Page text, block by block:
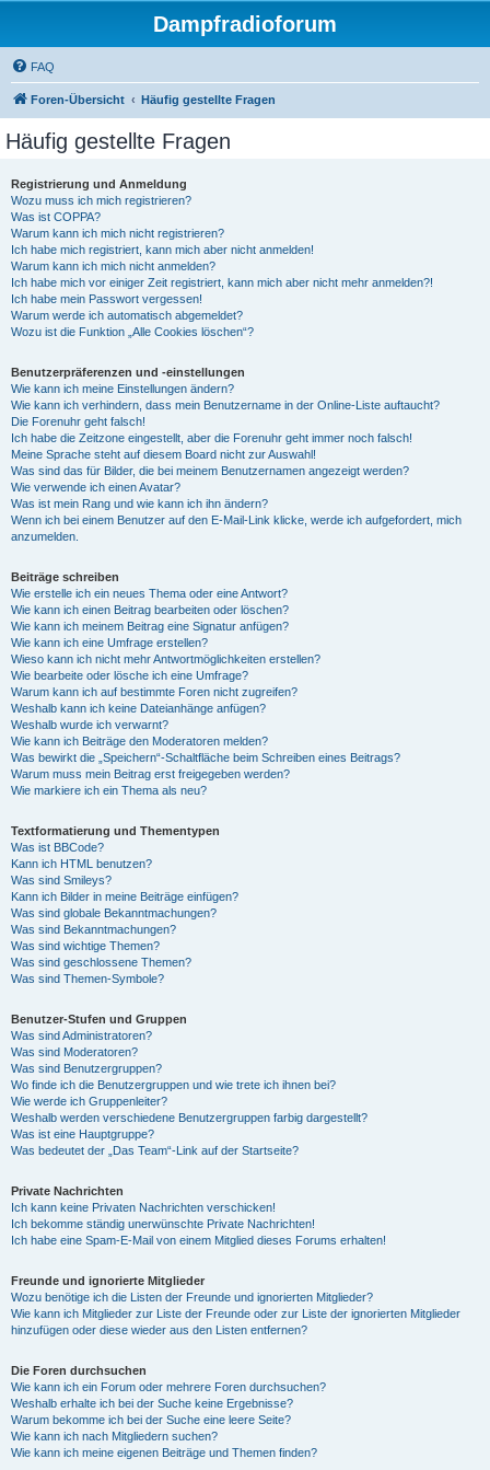
Dampfradioforum
FAQ
Foren-Übersicht Häufig gestellte Fragen
Häufig gestellte Fragen
Registrierung und Anmeldung
Wozu muss ich mich registrieren?
Was ist COPPA?
Warum kann ich mich nicht registrieren?
Ich habe mich registriert, kann mich aber nicht anmelden!
Warum kann ich mich nicht anmelden?
Ich habe mich vor einiger Zeit registriert, kann mich aber nicht mehr anmelden?!
Ich habe mein Passwort vergessen!
Warum werde ich automatisch abgemeldet?
Wozu ist die Funktion „Alle Cookies löschen“?
Benutzerpräferenzen und -einstellungen
Wie kann ich meine Einstellungen ändern?
Wie kann ich verhindern, dass mein Benutzername in der Online-Liste auftaucht?
Die Forenuhr geht falsch!
Ich habe die Zeitzone eingestellt, aber die Forenuhr geht immer noch falsch!
Meine Sprache steht auf diesem Board nicht zur Auswahl!
Was sind das für Bilder, die bei meinem Benutzernamen angezeigt werden?
Wie verwende ich einen Avatar?
Was ist mein Rang und wie kann ich ihn ändern?
Wenn ich bei einem Benutzer auf den E-Mail-Link klicke, werde ich aufgefordert, mich
anzumelden.
Beiträge schreiben
Wie erstelle ich ein neues Thema oder eine Antwort?
Wie kann ich einen Beitrag bearbeiten oder löschen?
Wie kann ich meinem Beitrag eine Signatur anfügen?
Wie kann ich eine Umfrage erstellen?
Wieso kann ich nicht mehr Antwortmöglichkeiten erstellen?
Wie bearbeite oder lösche ich eine Umfrage?
Warum kann ich auf bestimmte Foren nicht zugreifen?
Weshalb kann ich keine Dateianhänge anfügen?
Weshalb wurde ich verwarnt?
Wie kann ich Beiträge den Moderatoren melden?
Was bewirkt die „Speichern“-Schaltfläche beim Schreiben eines Beitrags?
Warum muss mein Beitrag erst freigegeben werden?
Wie markiere ich ein Thema als neu?
Textformatierung und Thementypen
Was ist BBCode?
Kann ich HTML benutzen?
Was sind Smileys?
Kann ich Bilder in meine Beiträge einfügen?
Was sind globale Bekanntmachungen?
Was sind Bekanntmachungen?
Was sind wichtige Themen?
Was sind geschlossene Themen?
Was sind Themen-Symbole?
Benutzer-Stufen und Gruppen
Was sind Administratoren?
Was sind Moderatoren?
Was sind Benutzergruppen?
Wo finde ich die Benutzergruppen und wie trete ich ihnen bei?
Wie werde ich Gruppenleiter?
Weshalb werden verschiedene Benutzergruppen farbig dargestellt?
Was ist eine Hauptgruppe?
Was bedeutet der „Das Team“-Link auf der Startseite?
Private Nachrichten
Ich kann keine Privaten Nachrichten verschicken!
Ich bekomme ständig unerwünschte Private Nachrichten!
Ich habe eine Spam-E-Mail von einem Mitglied dieses Forums erhalten!
Freunde und ignorierte Mitglieder
Wozu benötige ich die Listen der Freunde und ignorierten Mitglieder?
Wie kann ich Mitglieder zur Liste der Freunde oder zur Liste der ignorierten Mitglieder
hinzufügen oder diese wieder aus den Listen entfernen?
Die Foren durchsuchen
Wie kann ich ein Forum oder mehrere Foren durchsuchen?
Weshalb erhalte ich bei der Suche keine Ergebnisse?
Warum bekomme ich bei der Suche eine leere Seite?
Wie kann ich nach Mitgliedern suchen?
Wie kann ich meine eigenen Beiträge und Themen finden?